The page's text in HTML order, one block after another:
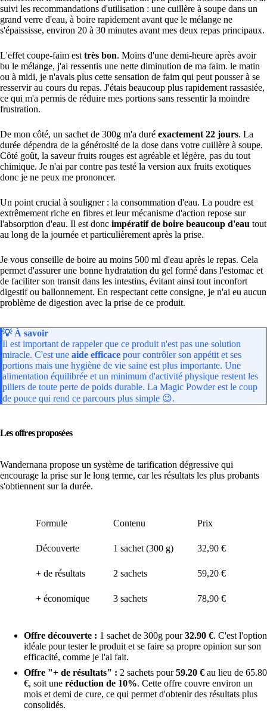
suivi les recommandations d'utilisation : une cuillère à soupe dans un
grand verre d'eau, à boire rapidement avant que le mélange ne
s'épaississe, environ 20 à 30 minutes avant mes deux repas principaux.
L'effet coupe-faim est très bon. Moins d'une demi-heure après avoir
bu le mélange, j'ai ressentis une nette diminution de ma faim. le matin
ou à midi, je n'avais plus cette sensation de faim qui peut pousser à se
resservir au cours du repas. J'étais beaucoup plus rapidement rassasiée,
ce qui m'a permis de réduire mes portions sans ressentir la moindre
frustration.
De mon côté, un sachet de 300g m'a duré exactement 22 jours. La
durée dépendra de la générosité de la dose dans votre cuillère à soupe.
Côté goût, la saveur fruits rouges est agréable et légère, pas du tout
chimique. Je n'ai par contre pas testé la version aux fruits exotiques
donc je ne peux me prononcer.
Un point crucial à souligner : la consommation d'eau. La poudre est
extrêmement riche en fibres et leur mécanisme d'action repose sur
l'absorption d'eau. Il est donc impératif de boire beaucoup d'eau tout
au long de la journée et particulièrement après la prise.
Je vous conseille de boire au moins 500 ml d'eau après le repas. Cela
permet d'assurer une bonne hydratation du gel formé dans l'estomac et
de faciliter son transit dans les intestins, évitant ainsi tout inconfort
digestif ou ballonnement. En respectant cette consigne, je n'ai eu aucun
problème de digestion avec la prise de ce produit.
💡 À savoir
Il est important de rappeler que ce produit n'est pas une solution
miracle. C'est une aide efficace pour contrôler son appétit et ses
portions mais une hygiène de vie saine est plus importante. Une
alimentation équilibrée et un minimum d'activité physique restent les
piliers de toute perte de poids durable. La Magic Powder est le coup
de pouce qui rend ce parcours plus simple 😉.
Les offres proposées
Wandernana propose un système de tarification dégressive qui
encourage la prise sur le long terme, car les résultats les plus probants
s'obtiennent sur la durée.
Formule Contenu Prix
Découverte 1 sachet (300 g) 32,90 €
+ de résultats 2 sachets 59,20 €
+ économique 3 sachets 78,90 €
Offre découverte : 1 sachet de 300g pour32.90 €. C'est l'option
idéale pour tester le produit et se faire sa propre opinion sur son
efficacité, comme je l'ai fait.
Offre "+ de résultats" : 2 sachets pour59.20 € au lieu de 65.80
€, soit une réduction de 10%. Cette offre couvre environ un
mois et demi de cure, ce qui permet d'obtenir des résultats plus
consolidés.